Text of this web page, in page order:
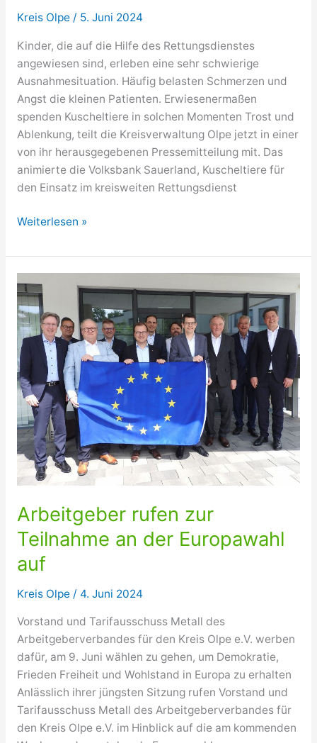
Kreis Olpe/ 5. Juni 2024
Kinder, die auf die Hilfe des Rettungsdienstes
angewiesen sind, erleben eine sehr schwierige
Ausnahmesituation. Häufig belasten Schmerzen und
Angst die kleinen Patienten. Erwiesenermaßen
spenden Kuscheltiere in solchen Momenten Trost und
Ablenkung, teilt die Kreisverwaltung Olpe jetzt in einer
von ihr herausgegebenen Pressemitteilung mit. Das
animierte die Volksbank Sauerland, Kuscheltiere für
den Einsatz im kreisweiten Rettungsdienst
Rettungsdienst
Kreis
Olpe
erhält
Kuscheltiere
für
die
kleinen
Patienten
Weiterlesen »
Arbeitgeber rufen zur
Teilnahme an der Europawahl
auf
Kreis Olpe/ 4. Juni 2024
Vorstand und Tarifausschuss Metall des
Arbeitgeberverbandes für den Kreis Olpe e.V. werben
dafür, am 9. Juni wählen zu gehen, um Demokratie,
Frieden Freiheit und Wohlstand in Europa zu erhalten
Anlässlich ihrer jüngsten Sitzung rufen Vorstand und
Tarifausschuss Metall des Arbeitgeberverbandes für
den Kreis Olpe e.V. im Hinblick auf die am kommenden